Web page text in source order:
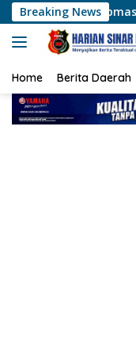
Langsung
ke
konten
Breaking News
Cegah
Home Berita Daerah